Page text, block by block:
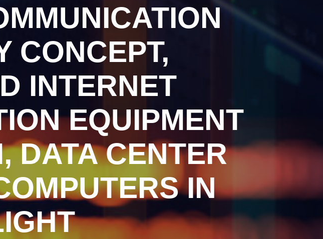
CONCEPT,
INTERNET
EQUIPMENT
DATA CENTER
IN